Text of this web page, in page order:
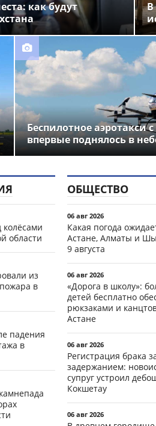
как будут
В
Беспилотное аэротакси
впервые поднялось в
области
из
в
падения
в
ОБЩЕСТВО
06 авг 2026
Какая погода
Астане, Алматы и
9 августа
06 авг 2026
«Дорога в школу»:
детей бесплатно
рюкзаками и
Астане
06 авг 2026
Регистрация брака
задержанием:
супруг устроил
Кокшетау
06 авг 2026